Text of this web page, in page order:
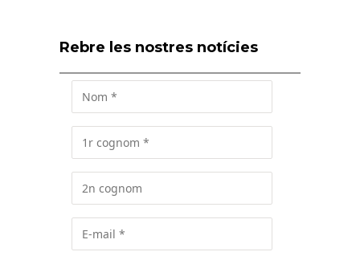
Rebre les nostres notícies